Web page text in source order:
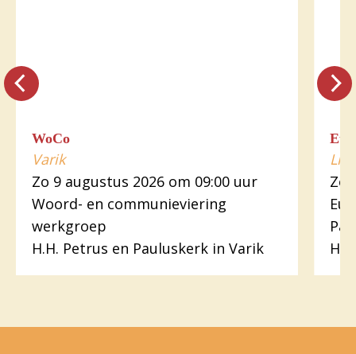
WoCo
Varik
Zo 9 augustus 2026 om 09:00 uur
Woord- en communieviering
werkgroep
H.H. Petrus en Pauluskerk in Varik
Zo
H.